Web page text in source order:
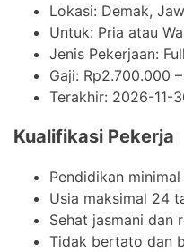
Lokasi: Demak,
Untuk: Pria atau
Jenis Pekerjaan:
Gaji: Rp2.700.000
Terakhir: 2026-11-
Kualifikasi Pekerja
Pendidikan
Usia maksimal 24
Sehat jasmani dan
Tidak bertato dan